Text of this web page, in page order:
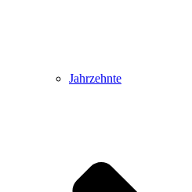
Jahrzehnte